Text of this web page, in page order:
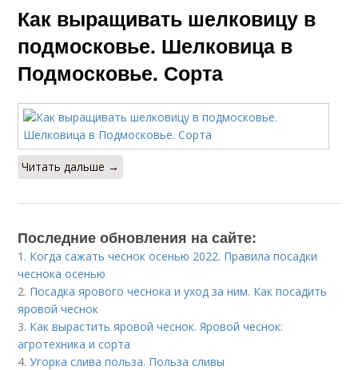
Как выращивать шелковицу в
подмосковье. Шелковица в
Подмосковье. Сорта
Читать дальше →
Последние обновления на сайте:
1. Когда сажать чеснок осенью 2022. Правила посадки
чеснока осенью
2. Посадка ярового чеснока и уход за ним. Как посадить
яровой чеснок
3. Как вырастить яровой чеснок. Яровой чеснок:
агротехника и сорта
4.Угорка слива польза. Польза сливы